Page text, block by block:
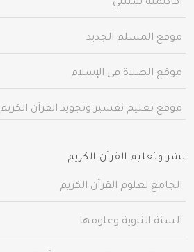
أكاديمية سبيلي
موقع المسلم الجديد
موقع الصلاة في الإسلام
موقع تعليم تفسير وتجويد القرآن الكريم
نشر وتعليم القرآن الكريم
الجامع لعلوم القرآن الكريم
السنة النبوية وعلومها